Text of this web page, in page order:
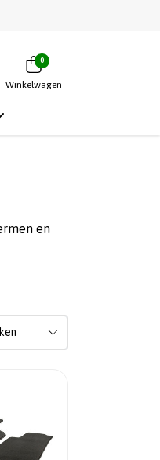
0
Winkelwagen
en